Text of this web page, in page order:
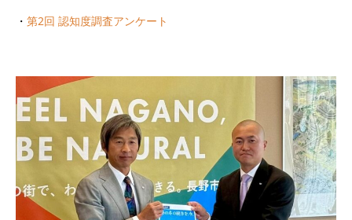
・ 第2回 認知度調査アンケート